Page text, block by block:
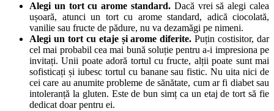
Alegi un tort cu arome standard. Dacă vrei să alegi calea
ușoară, atunci un tort cu arome standard, adică ciocolată,
vanilie sau fructe de pădure, nu va dezamăgi pe nimeni.
Alegi un tort cu etaje și arome diferite. Puțin costisitor, dar
cel mai probabil cea mai bună soluție pentru a-i impresiona pe
invitați. Unii poate adoră tortul cu fructe, alții poate sunt mai
sofisticați și iubesc tortul cu banane sau fistic. Nu uita nici de
cei care au anumite probleme de sănătate, cum ar fi diabet sau
intoleranță la gluten. Este de bun simț ca un etaj de tort să fie
dedicat doar pentru ei.